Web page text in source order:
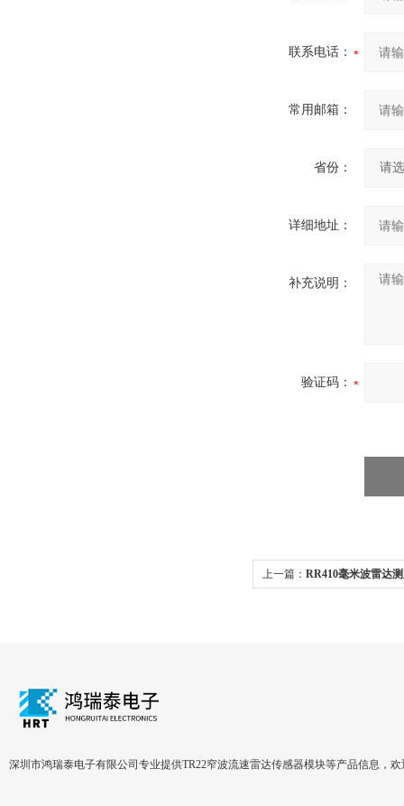
联系电话：
常用邮箱：
省份：
详细地址：
补充说明：
验证码：
上一篇： RR410毫米波雷达
深圳市鸿瑞泰电子有限公司专业提供TR22窄波流速雷达传感器模块等产品信息，